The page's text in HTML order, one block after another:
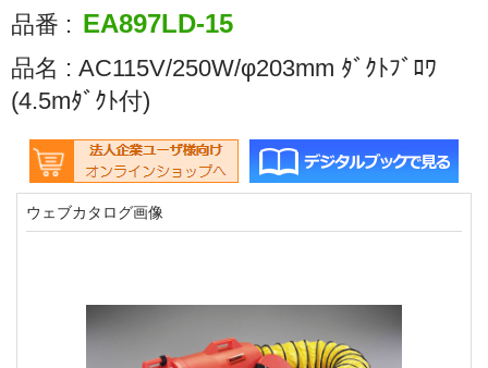
品番 : EA897LD-15
品名 : AC115V/250W/φ203mm ﾀﾞｸﾄﾌﾞﾛﾜ
(4.5mﾀﾞｸﾄ付)
ウェブカタログ画像